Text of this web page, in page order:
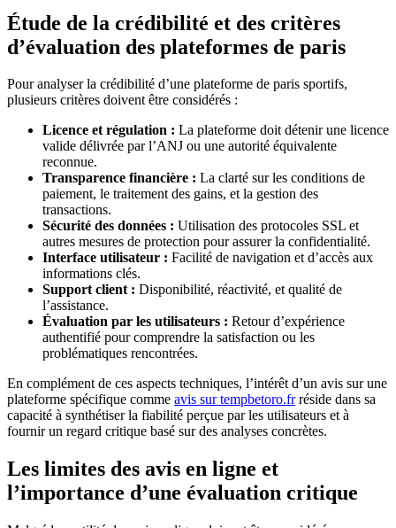
Étude de la crédibilité et des critères
d’évaluation des plateformes de paris
Pour analyser la crédibilité d’une plateforme de paris sportifs,
plusieurs critères doivent être considérés :
Licence et régulation : La plateforme doit détenir une licence
valide délivrée par l’ANJ ou une autorité équivalente
reconnue.
Transparence financière : La clarté sur les conditions de
paiement, le traitement des gains, et la gestion des
transactions.
Sécurité des données : Utilisation des protocoles SSL et
autres mesures de protection pour assurer la confidentialité.
Interface utilisateur : Facilité de navigation et d’accès aux
informations clés.
Support client : Disponibilité, réactivité, et qualité de
l’assistance.
Évaluation par les utilisateurs : Retour d’expérience
authentifié pour comprendre la satisfaction ou les
problématiques rencontrées.
En complément de ces aspects techniques, l’intérêt d’un avis sur une
plateforme spécifique comme avis sur tempbetoro.frréside dans sa
capacité à synthétiser la fiabilité perçue par les utilisateurs et à
fournir un regard critique basé sur des analyses concrètes.
Les limites des avis en ligne et
l’importance d’une évaluation critique